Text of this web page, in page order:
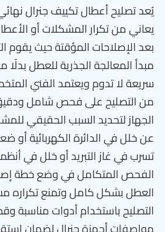
يُعد تصليح أعطال تكييف جنرال
يعاني من تكرار المشكلات أو
بعد الإصلاحات المؤقتة حيث يقوم
مبدأ المعالجة الجذرية للعطل بدلًا
سريعة لا تدوم ويعتمد الفني
من التصليح على فحص شامل
الجهاز لتحديد السبب الحقيقي
عن خلل في الدائرة الكهربائية
تسرب في غاز التبريد أو خلل في
الفحص المتكامل في وضع خطة
العطل بشكل كامل وتمنع تكراره
التصليح باستخدام أدوات مناسبة